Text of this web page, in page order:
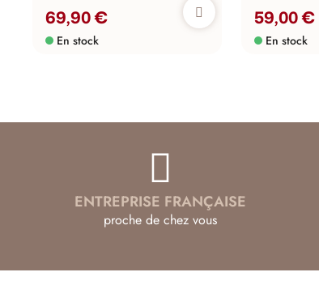
69,90 €
En stock
59,00 €
En stock
ENTREPRISE FRANÇAISE
proche de chez vous